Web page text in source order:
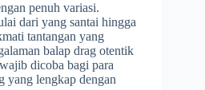
penuh variasi.
dari yang santai hingga
tantangan yang
balap drag otentik
dicoba bagi para
yang lengkap dengan